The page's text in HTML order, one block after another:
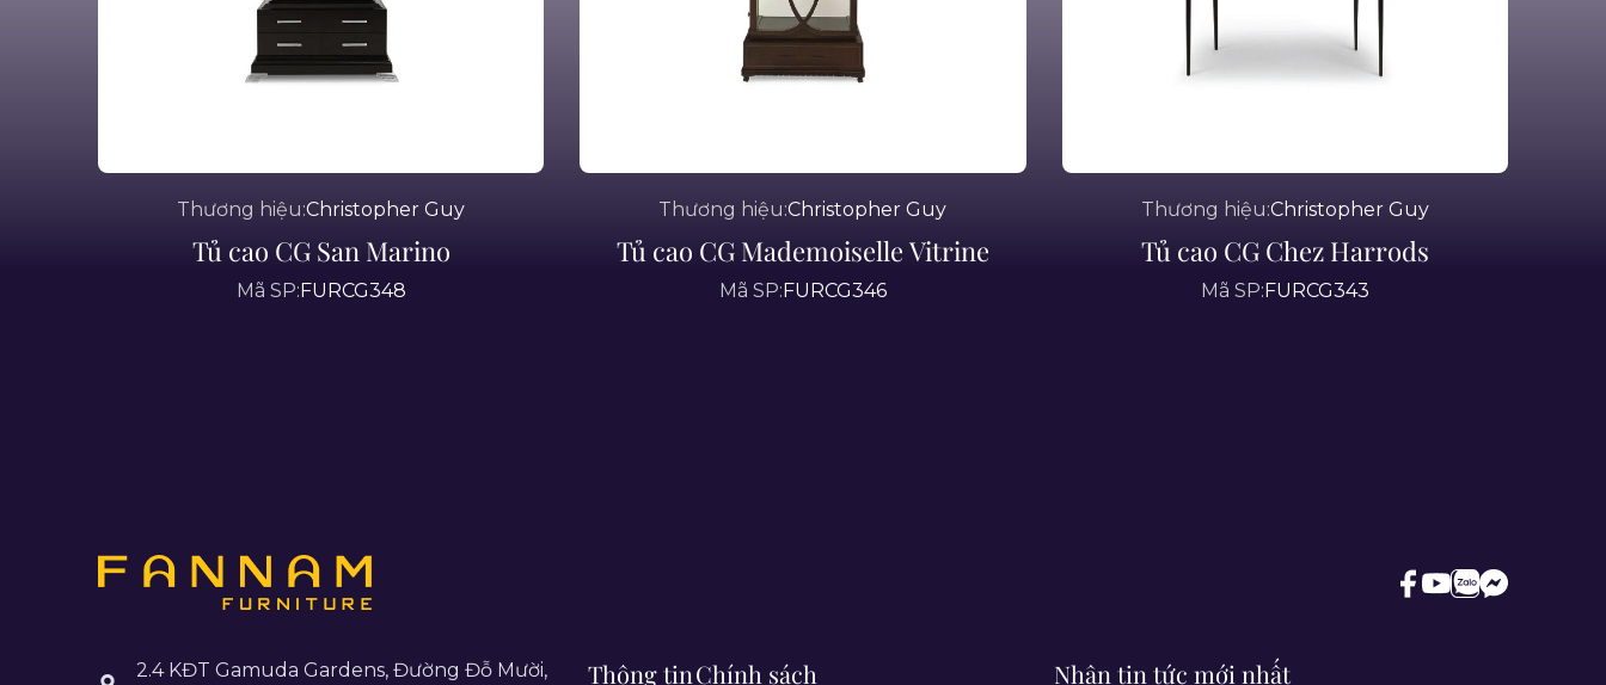
Thương hiệu:Christopher Guy
Tủ cao CG San Marino
Mã SP: FURCG348
Thương hiệu:Christopher Guy
Tủ cao CG Mademoiselle Vitrine
Mã SP: FURCG346
Thương hiệu:Christopher Guy
Tủ cao CG Chez Harrods
Mã SP: FURCG343
2.4 KĐT Gamuda Gardens, Đường Đỗ Mười, Thông tinChính sách Nhận tin tức mới nhất